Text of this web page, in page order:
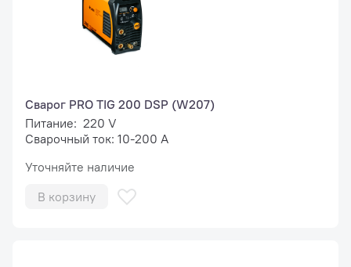
Сварог PRO TIG 200 DSP (W207)
Питание: 220 V
Сварочный ток: 10-200 А
Уточняйте наличие
В корзину